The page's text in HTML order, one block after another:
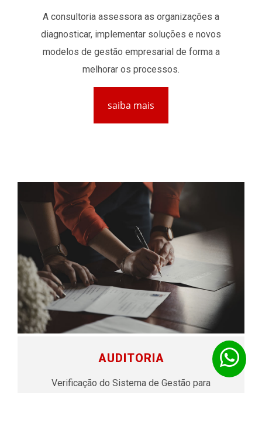
A consultoria assessora as organizações a
diagnosticar, implementar soluções e novos
modelos de gestão empresarial de forma a
melhorar os processos.
saiba mais
AUDITORIA
Verificação do Sistema de Gestão para